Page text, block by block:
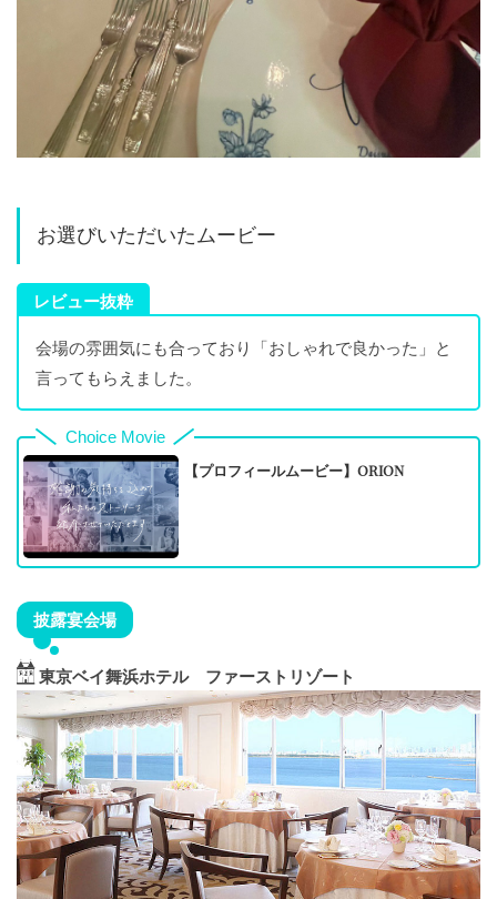
お選びいただいたムービー
レビュー抜粋
会場の雰囲気にも合っており「おしゃれで良かった」と
言ってもらえました。
Choice Movie
【プロフィールムービー】ORION
披露宴会場
東京ベイ舞浜ホテル ファーストリゾート